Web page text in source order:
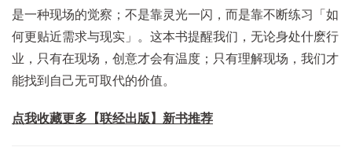
是一种现场的觉察；不是靠灵光一闪，而是靠不断练习「如
何更贴近需求与现实」。这本书提醒我们，无论身处什麽行
业，只有在现场，创意才会有温度；只有理解现场，我们才
能找到自己无可取代的价值。
点我收藏更多【联经出版】新书推荐